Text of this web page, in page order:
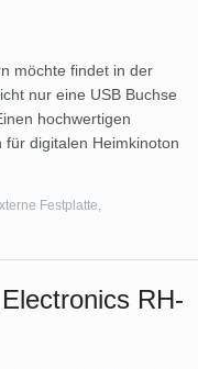
möchte findet in der
nur eine USB Buchse
hochwertigen
digitalen Heimkinoton
Festplatte,
RH-